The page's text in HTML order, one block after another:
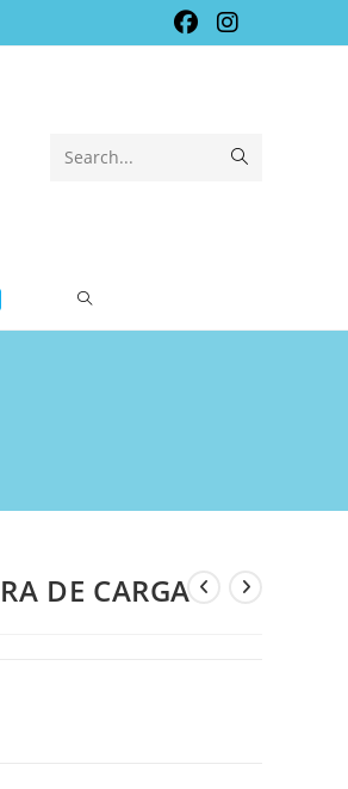
Search...
TOGGLE
DE CARGA